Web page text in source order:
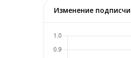
Изменение